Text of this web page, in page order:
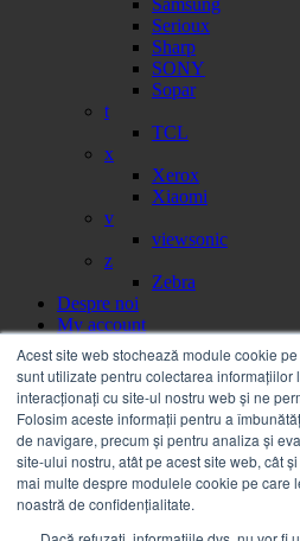
Acest site web stochează module cookie
sunt utilizate pentru colectarea informațiilor
interacționați cu site-ul nostru web și ne
Folosim aceste informații pentru a
de navigare, precum și pentru analiza și
site-ului nostru, atât pe acest site web, cât
mai multe despre modulele cookie pe care
noastră de confidențialitate.
Samsung
Serioux
Sharp
SONY
Sopar
t
TCL
x
Xerox
Xiaomi
v
viewsonic
z
Zebra
Despre noi
My account
Partener
Portal facturi
Sesizare
Citire contor
Help
Servicii
Service on call
Estico – Soluții de Print
FSMA – Full Service